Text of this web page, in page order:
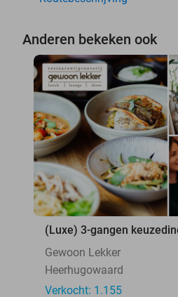
Anderen bekeken ook
(Luxe) 3-gangen
Gewoon Lekker
Heerhugowaard
Verkocht: 1.155